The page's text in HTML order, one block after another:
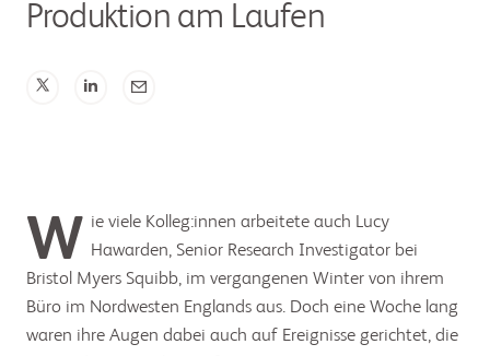
Produktion am Laufen
Wie viele Kolleg:innen arbeitete auch Lucy Hawarden, Senior Research Investigator bei
Bristol Myers Squibb, im vergangenen Winter von ihrem
Büro im Nordwesten Englands aus. Doch eine Woche lang
waren ihre Augen dabei auch auf Ereignisse gerichtet, die